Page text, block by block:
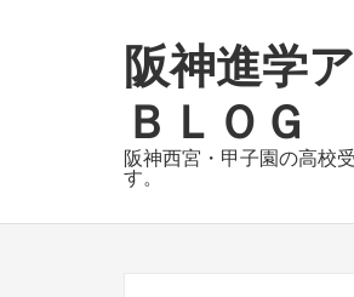
ビ
ゲ
ー
シ
ョ
ン
テ
ン
ツ
へ
阪神進学
ＢＬＯＧ
阪神西宮・甲子園の高校
す。